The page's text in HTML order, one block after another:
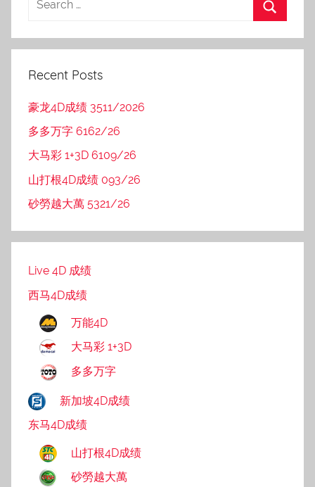
Recent Posts
豪龙4D成绩 3511/2026
多多万字 6162/26
大马彩 1+3D 6109/26
山打根4D成绩 093/26
砂勞越大萬 5321/26
Live 4D 成绩
西马4D成绩
万能4D
大马彩 1+3D
多多万字
新加坡4D成绩
东马4D成绩
山打根4D成绩
砂勞越大萬